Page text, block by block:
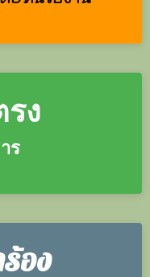
ง
ร
อง